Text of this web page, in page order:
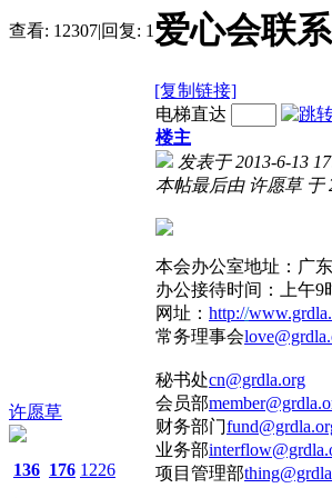
许愿草:
献爱心助人
来，死不带去，只有
春哥
亲们！本春哥是
喔！
许愿草 : 爱心会采用两
一、到银行或网上转
本会办公处交给财务
可到本单位领取票据。
2013-6-13 21:30 [回复
本会善款将在
可为捐赠方提供隐私
心企业或个人可在媒
2013-6-13 16:19 [回复
许愿草
使。
2013-6-13 15:32[回复
查看: 12307|回复: 1爱心会联
[复制链接]
许愿草
136 176 1226
电梯直达
楼主
发表于 2013-6-13
本帖最后由 许愿草 于
本会办公室地址：广
办公接待时间：上午9
网址： http://
常务理事会
秘书处cn@grdla.org
会员部
财务部门
业务部
项目管理部